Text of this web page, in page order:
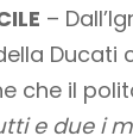
–
Ducati
che il
e due i